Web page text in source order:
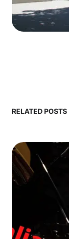
RELATED POSTS